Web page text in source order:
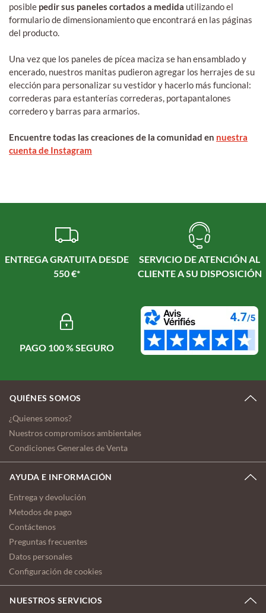
posible pedir sus paneles cortados a medida utilizando el
formulario de dimensionamiento que encontrará en las páginas
del producto.
Una vez que los paneles de pícea maciza se han ensamblado y
encerado, nuestros manitas pudieron agregar los herrajes de su
elección para personalizar su vestidor y hacerlo más funcional:
correderas para estanterías correderas, portapantalones
corredero y barras para armarios.
Encuentre todas las creaciones de la comunidad en nuestra
cuenta de Instagram
ENTREGA GRATUITA DESDE
550 €*
SERVICIO DE ATENCIÓN AL
CLIENTE A SU DISPOSICIÓN
PAGO 100 % SEGURO
QUIÉNES SOMOS
¿Quienes somos?
Nuestros compromisos ambientales
Condiciones Generales de Venta
AYUDA E INFORMACIÓN
Entrega y devolución
Metodos de pago
Contáctenos
Preguntas frecuentes
Datos personales
Configuración de cookies
NUESTROS SERVICIOS